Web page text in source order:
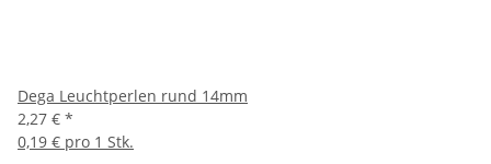
Dega Leuchtperlen rund 14mm
2,27 € *
0,19 € pro 1 Stk.